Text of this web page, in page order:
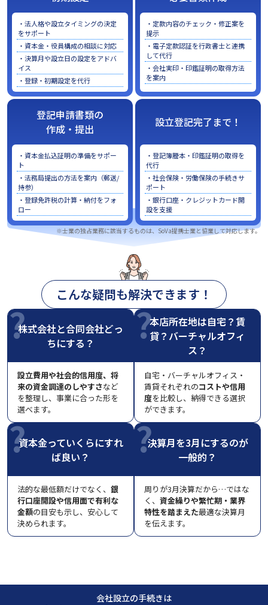
・法人格や設立タイミングの決定
をサポート
・資本金・役員構成の相談に対応
・決算月や設立日の設定をアドバ
イス
・登録・初期設定を代行
・定款内容のチェック・修正案を
提示
・電子定款認証を行政書士と連携
して代行
・会社実印・印鑑証明の取得方法
を案内
登記申請書類の
作成・提出
・資本金払込証明の準備をサポー
ト
・法務局提出の方法を案内（郵送/
持参）
・登録免許税の計算・納付をフォ
ロー
設立登記完了まで！
・登記簿謄本・印鑑証明の取得を
代行
・社会保険・労働保険の手続きサ
ポート
・銀行口座・クレジットカード開
設を支援
※士業の独占業務に該当するものは、SoVa提携士業と協業して対応します。
こんな疑問も解決できます！
株式会社と合同会社どっ
ちにする？
設立費用や社会的信用度、将
来の資金調達のしやすさなど
を整理し、事業に合った形を
選べます。
本店所在地は自宅？賃
貸？バーチャルオフィ
ス？
自宅・バーチャルオフィス・
賃貸それぞれのコストや信用
度を比較し、納得できる選択
ができます。
資本金っていくらにすれ
ば良い？
法的な最低額だけでなく、 銀
行口座開設や信用面で有利な
金額の目安も示し、安心して
決められます。
決算月を3月にするのが
一般的？
周りが3月決算だから…ではな
く、 資金繰りや繁忙期・業界
特性を踏まえた最適な決算月
を伝えます。
会社設立の手続きは